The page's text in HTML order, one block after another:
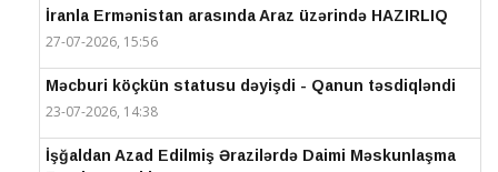
İranla Ermənistan arasında Araz üzərində HAZIRLIQ
27-07-2026, 15:56
Məcburi köçkün statusu dəyişdi - Qanun təsdiqləndi
23-07-2026, 14:38
İşğaldan Azad Edilmiş Ərazilərdə Daimi Məskunlaşma